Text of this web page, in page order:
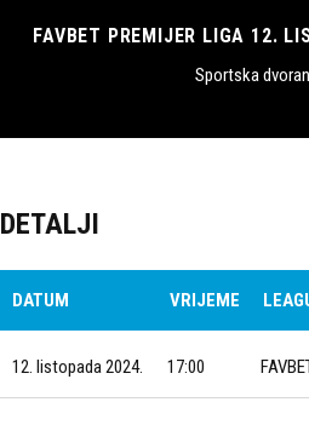
FAVBET PREMIJER LIGA 12.
Sportska
DETALJI
DATUM VRIJEME
12. listopada 2024. 17:00